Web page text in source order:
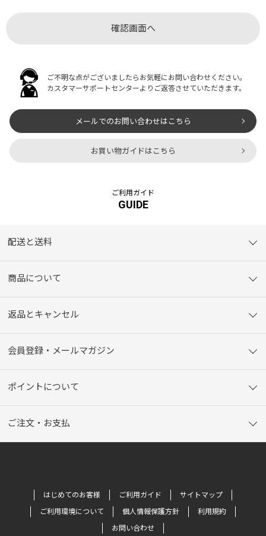
ご不明な点がございましたらお気軽にお問い合わせください。
カスタマーサポートセンターよりご返答させていただきます。
メールでのお問い合わせはこちら
お買い物ガイドはこちら
ご利用ガイド
GUIDE
配送と送料
商品について
返品とキャンセル
会員登録・メールマガジン
ポイントについて
ご注文・お支払
はじめてのお客様 ご利用ガイド
サイトマップ
ご利用環境について
個人情報保護方針
利用規約
お問い合わせ